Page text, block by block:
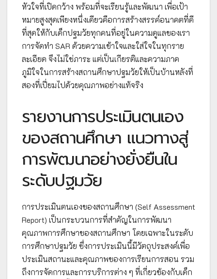
หัวใจที่เปิดกว้าง พร้อมที่จะเรียนรู้และพัฒนา เพื่อเป้า
หมายสูงสุดเพียงหนึ่งเดียวคือการสร้างสรรค์อนาคตที่ดี
ที่สุดให้กับเด็กปฐมวัยทุกคนที่อยู่ในความดูแลของเรา
การจัดทำ SAR ด้วยความเข้าใจและใส่ใจในทุกราย
ละเอียด จึงไม่ใช่ภาระ แต่เป็นเกียรติและความภาค
ภูมิใจในการสร้างสถานศึกษาปฐมวัยให้เป็นบ้านหลังที่
สองที่เปี่ยมไปด้วยคุณภาพอย่างแท้จริง
รายงานการประเมินตนเอง
ของสถานศึกษา แนวทางสู่
การพัฒนาอย่างยั่งยืนใน
ระดับปฐมวัย
การประเมินตนเองของสถานศึกษา (Self Assessment
Report) เป็นกระบวนการที่สำคัญในการพัฒนา
คุณภาพการศึกษาของสถานศึกษา โดยเฉพาะในระดับ
การศึกษาปฐมวัย ซึ่งการประเมินนี้มีวัตถุประสงค์เพื่อ
ประเมินสถานะและคุณภาพของการเรียนการสอน รวม
ถึงการจัดการและการบริการต่าง ๆ ที่เกี่ยวข้องกับเด็ก